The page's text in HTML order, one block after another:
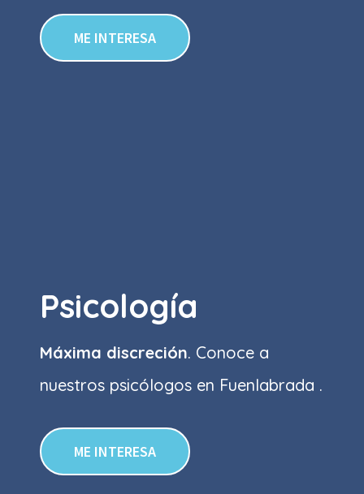
ME INTERESA
Psicología
Máxima discreción. Conoce a
nuestros psicólogos en Fuenlabrada .
ME INTERESA